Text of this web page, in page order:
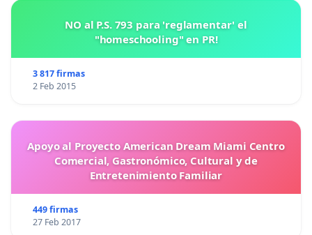
NO al P.S. 793 para 'reglamentar' el
"homeschooling" en PR!
3 817 firmas
2 Feb 2015
Apoyo al Proyecto American Dream Miami Centro
Comercial, Gastronómico, Cultural y de
Entretenimiento Familiar
449 firmas
27 Feb 2017